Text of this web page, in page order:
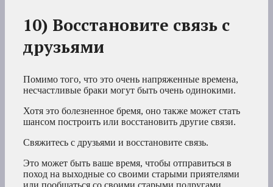
10) Восстановите связь с
друзьями
Помимо того, что это очень напряженные времена,
несчастливые браки могут быть очень одинокими.
Хотя это болезненное бремя, оно также может стать
шансом построить или восстановить другие связи.
Свяжитесь с друзьями и восстановите связь.
Это может быть ваше время, чтобы отправиться в
поход на выходные со своими старыми приятелями
или пообщаться со своими старыми подругами,